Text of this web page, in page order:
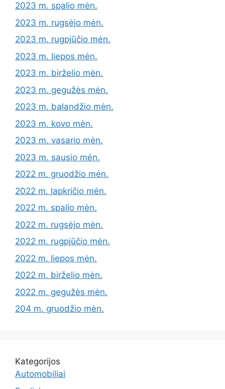
2023 m. spalio mėn.
2023 m. rugsėjo mėn.
2023 m. rugpjūčio mėn.
2023 m. liepos mėn.
2023 m. birželio mėn.
2023 m. gegužės mėn.
2023 m. balandžio mėn.
2023 m. kovo mėn.
2023 m. vasario mėn.
2023 m. sausio mėn.
2022 m. gruodžio mėn.
2022 m. lapkričio mėn.
2022 m. spalio mėn.
2022 m. rugsėjo mėn.
2022 m. rugpjūčio mėn.
2022 m. liepos mėn.
2022 m. birželio mėn.
2022 m. gegužės mėn.
204 m. gruodžio mėn.
Kategorijos
Automobiliai